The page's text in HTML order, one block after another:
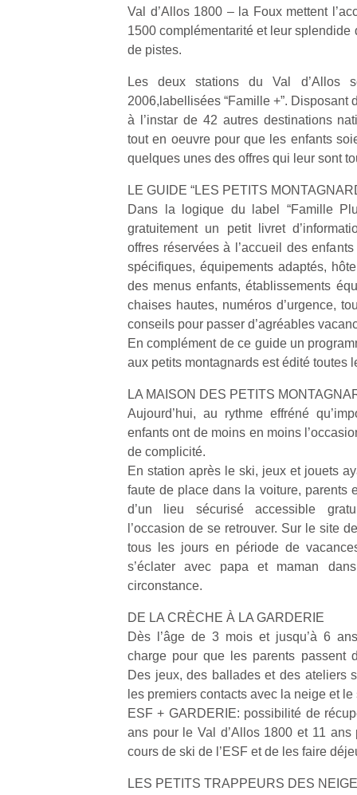
Val d’Allos 1800 – la Foux mettent
1500 complémentarité et leur
de pistes.
Les deux stations du Val d’Allos
2006,labellisées “Famille +”. Disposant
à l’instar de 42 autres destinations
tout en oeuvre pour que les enfants
quelques unes des offres qui leur sont
LE GUIDE “LES PETITS
Dans la logique du label “Famille
gratuitement un petit livret
offres réservées à l’accueil des
spécifiques, équipements adaptés,
des menus enfants, établissements
chaises hautes, numéros d’urgence,
conseils pour passer d’agréables
En complément de ce guide un
aux petits montagnards est édité toutes
LA MAISON DES PETITS
Aujourd’hui, au rythme effréné
enfants ont de moins en moins
de complicité.
En station après le ski, jeux et jouets
faute de place dans la voiture, parents
d’un lieu sécurisé accessible
l’occasion de se retrouver. Sur le site
tous les jours en période de
s’éclater avec papa et maman
circonstance.
DE LA CRÈCHE À LA GARDERIE
Dès l’âge de 3 mois et jusqu’à 6
charge pour que les parents passent
Des jeux, des ballades et des ateliers
les premiers contacts avec la neige et le
ESF + GARDERIE: possibilité de
ans pour le Val d’Allos 1800 et 11 ans
cours de ski de l’ESF et de les faire
LES PETITS TRAPPEURS DES